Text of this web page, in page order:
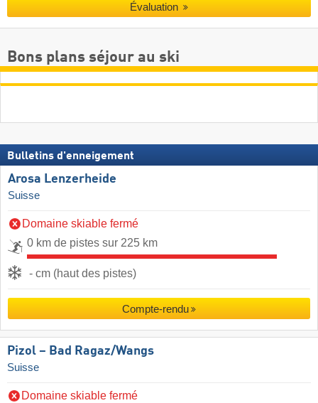
Évaluation
Bons plans séjour au ski
Bulletins d'enneigement
Arosa Lenzerheide
Suisse
Domaine skiable fermé
0 km de pistes sur 225 km
- cm (haut des pistes)
Compte-rendu
Pizol – Bad Ragaz/​Wangs
Suisse
Domaine skiable fermé